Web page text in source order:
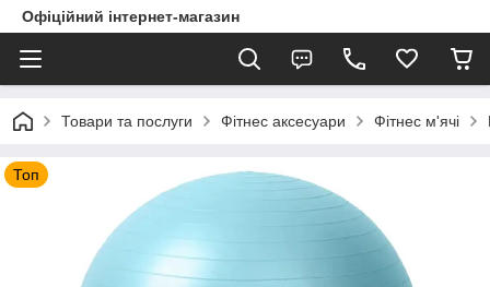
Офіційний інтернет-магазин
Товари та послуги Фітнес аксесуари Фітнес м'ячі
Топ